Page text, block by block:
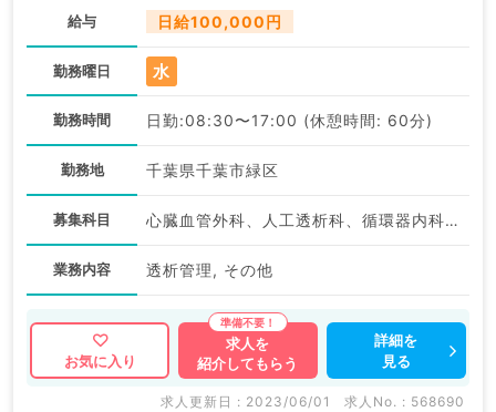
給与 日給100,000円
勤務曜日 水
勤務時間 日勤:08:30〜17:00 (休憩時間: 60分)
勤務地 千葉県千葉市緑区
募集科目 心臓血管外科、人工透析科、循環器内科、腎臓内科
業務内容 透析管理, その他
お気に入り
求人を
紹介してもらう
詳細を
見る
求人更新日 : 2023/06/01 求人No. : 568690